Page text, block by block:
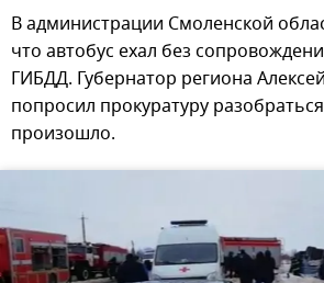
В администрации Смоленской
что автобус ехал без
ГИБДД. Губернатор региона
попросил прокуратуру
произошло.